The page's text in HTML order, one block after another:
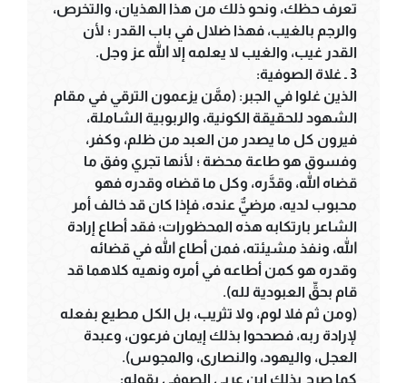
تعرف حظك، ونحو ذلك من هذا الهذيان، والتخرص،
والرجم بالغيب، فهذا ضلال في باب القدر ؛ لأن
القدر غيب، والغيب لا يعلمه إلا الله عز وجل.
3 ـ غلاة الصوفية:
الذين غلوا في الجبر: (ممَّن يزعمون الترقي في مقام
الشهود للحقيقة الكونية، والربوبية الشاملة،
فيرون كل ما يصدر من العبد من ظلم، وكفر،
وفسوق هو طاعة محضة ؛ لأنها تجري وفق ما
قضاه الله، وقدَّره، وكل ما قضاه وقدره فهو
محبوب لديه، مرضيٌّ عنده، فإذا كان قد خالف أمر
الشاعر بارتكابه هذه المحظورات؛ فقد أطاع إرادة
الله، ونفذ مشيئته، فمن أطاع الله في قضائه
وقدره هو كمن أطاعه في أمره ونهيه كلاهما قد
قام بحقِّ العبودية لله).
(ومن ثم فلا لوم، ولا تثريب، بل الكل مطيع بفعله
لإرادة ربه، فصححوا بذلك إيمان فرعون، وعبدة
العجل، واليهود، والنصارى، والمجوس).
كما صرح بذلك ابن عربي الصوفي بقوله: